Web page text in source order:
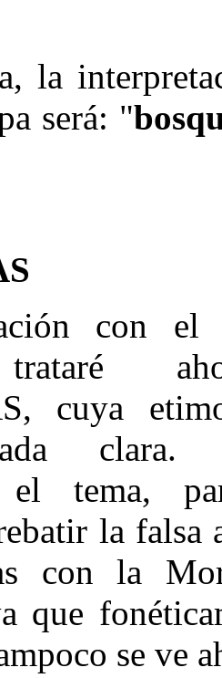
la
será: "
con el
trataré
cuya
el tema,
la falsa
con la
que
se ve